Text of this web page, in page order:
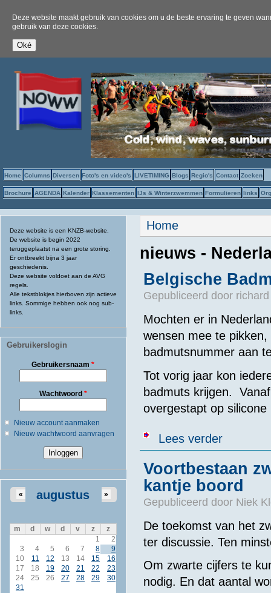
Deze website maakt gebruik van cookies om u de beste ervaring te geven
gebruik van deze cookies.
Home Columns Diversen Foto's en video's LIVETIMING Blogs Regio's Contact Zoeken
Brochure AGENDA Kalender Klassementen IJs & Winterzwemmen Formulieren links
Deze website is een KNZB-website.
De website is begin 2022
teruggeplaatst na een grote storing.
Er ontbreekt bijna 3 jaar
geschiedenis.
Deze website voldoet aan de AVG
regels.
Alle tekstblokjes hierboven zijn actieve
links. Sommige hebben ook nog sub-
links.
Gebruikerslogin
Gebruikersnaam*
Wachtwoord *
Nieuw account aanmaken
Nieuw wachtwoord aanvragen
augustus
« »
m d w d v z
z
1
2
3
4 5 6 7 8
9
10
11 12 13 14 15
16
17
18 19 20 21 22
23
24
25 26 27 28 29
30
31
U bent hier
Home
nieuws -
Belgische
Gepubliceerd door
Mochten er in
wensen mee te
badmutsnummer aan
Tot vorig jaar kon
badmuts krijgen.
overgestapt op
Lees verderover
Voortbestaan
kantje boord
Gepubliceerd door Niek
De toekomst van het
ter discussie. Ten
Om zwarte cijfers te
nodig. En dat aantal